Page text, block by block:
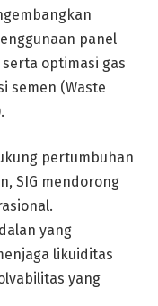
panel
optimasi gas
semen (Waste
pertumbuhan
SIG mendorong
yang
likuiditas
yang